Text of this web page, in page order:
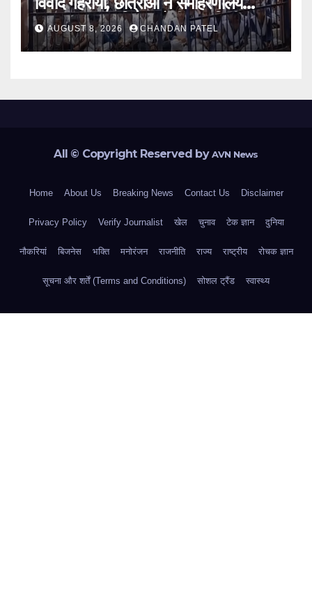
पहुंचकर जताया विरोध; बोलीं- 14 किमी दूर
नहीं जाएंगे स्कूल
AUGUST 8, 2026 CHANDAN PATEL
All © Copyright Reserved byAVN News
Home About Us Breaking News Contact Us Disclaimer
Privacy Policy Verify Journalist खेल चुनाव टेक ज्ञान दुनिया
नौकरियां बिजनेस भक्ति मनोरंजन राजनीति राज्य राष्ट्रीय रोचक ज्ञान
सूचना और शर्तें (Terms and Conditions) सोशल ट्रैंड स्वास्थ्य